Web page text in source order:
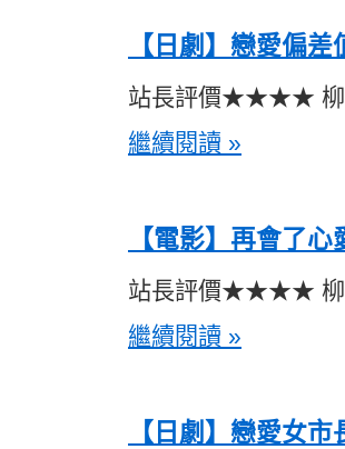
【日劇】戀愛偏
站長評價★★★★
繼續閱讀 »
【電影】再會了心
站長評價★★★★
繼續閱讀 »
【日劇】戀愛女市